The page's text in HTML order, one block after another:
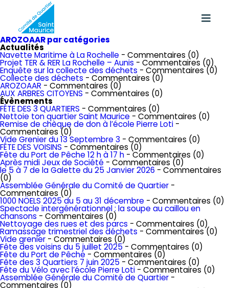
AROZOAAR par catégories
Actualités
Navette Maritime à La Rochelle - Commentaires (0)
Projet TER & RER La Rochelle – Aunis - Commentaires (0)
Enquête sur la collecte des déchets - Commentaires (0)
Collecte des déchets - Commentaires (0)
AROZOAAR - Commentaires (0)
AUX ARBRES CITOYENS - Commentaires (0)
Évènements
FÊTE DES 3 QUARTIERS - Commentaires (0)
Nettoie ton quartier Saint Maurice - Commentaires (0)
Remise de chèque de don à l’école Pierre Loti -
Commentaires (0)
Vide Grenier du 13 Septembre 3 - Commentaires (0)
FÊTE DES VOISINS - Commentaires (0)
Fête du Port de Pêche 12 h à 17 h - Commentaires (0)
Après midi Jeux de Société - Commentaires (0)
le 5 à 7 de la Galette du 25 Janvier 2026 - Commentaires
(0)
Assemblée Générale du Comité de Quartier -
Commentaires (0)
1000 NÖELS 2025 du 5 au 31 décembre - Commentaires (0)
Spectacle intergénérationnel : la soupe au caillou en
chansons - Commentaires (0)
Nettoyage des rues et des parcs - Commentaires (0)
Ramassage trimestriel des déchets - Commentaires (0)
Vide grenier - Commentaires (0)
Fête des voisins du 5 juillet 2025- Commentaires (0)
Fête du Port de Pêche - Commentaires (0)
Fête des 3 Quartiers 7 juin 2025 - Commentaires (0)
Fête du Vélo avec l’école Pierre Loti - Commentaires (0)
Assemblée Générale du Comité de Quartier -
Commentaires (0)